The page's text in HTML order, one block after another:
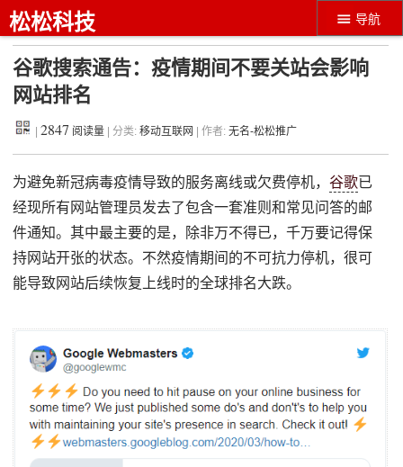
导航
松松科技
谷歌搜索通告：疫情期间不要关站会影响
网站排名
|2847 阅读量 | 分类:移动互联网 | 作者:无名-松松推广
为避免新冠病毒疫情导致的服务离线或欠费停机，谷歌已
经现所有网站管理员发去了包含一套准则和常见问答的邮
件通知。其中最主要的是，除非万不得已，千万要记得保
持网站开张的状态。不然疫情期间的不可抗力停机，很可
能导致网站后续恢复上线时的全球排名大跌。